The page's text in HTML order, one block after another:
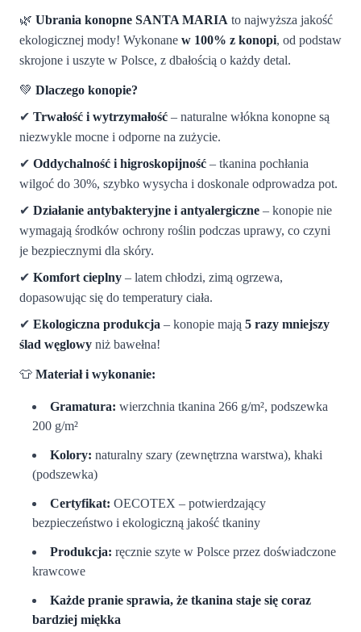
🌿 Ubrania konopne SANTA MARIA to najwyższa jakość
ekologicznej mody! Wykonane w 100% z konopi, od podstaw
skrojone i uszyte w Polsce, z dbałością o każdy detal.
💚 Dlaczego konopie?
✔ Trwałość i wytrzymałość – naturalne włókna konopne są
niezwykle mocne i odporne na zużycie.
✔ Oddychalność i higroskopijność – tkanina pochłania
wilgoć do 30%, szybko wysycha i doskonale odprowadza pot.
✔ Działanie antybakteryjne i antyalergiczne – konopie nie
wymagają środków ochrony roślin podczas uprawy, co czyni
je bezpiecznymi dla skóry.
✔ Komfort cieplny – latem chłodzi, zimą ogrzewa,
dopasowując się do temperatury ciała.
✔ Ekologiczna produkcja – konopie mają 5 razy mniejszy
ślad węglowy niż bawełna!
👕 Materiał i wykonanie:
Gramatura: wierzchnia tkanina 266 g/m², podszewka
200 g/m²
Kolory: naturalny szary (zewnętrzna warstwa), khaki
(podszewka)
Certyfikat: OECOTEX – potwierdzający
bezpieczeństwo i ekologiczną jakość tkaniny
Produkcja: ręcznie szyte w Polsce przez doświadczone
krawcowe
Każde pranie sprawia, że tkanina staje się coraz
bardziej miękka